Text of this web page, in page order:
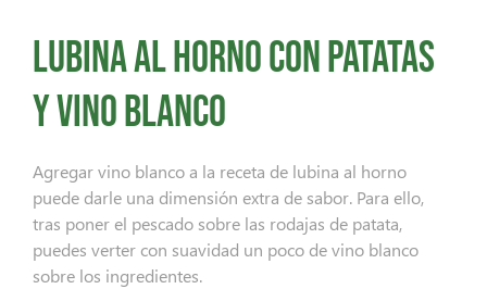
Lubina al horno con patatas
y vino blanco
Agregar vino blanco a la receta de lubina al horno
puede darle una dimensión extra de sabor. Para ello,
tras poner el pescado sobre las rodajas de patata,
puedes verter con suavidad un poco de vino blanco
sobre los ingredientes.